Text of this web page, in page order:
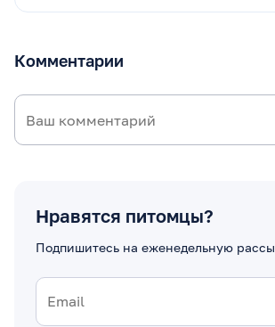
Комментарии
Нравятся питомцы?
Подпишитесь на еженедельную